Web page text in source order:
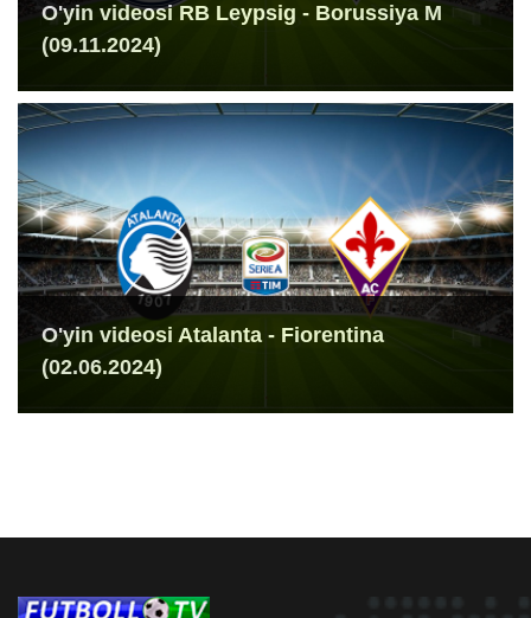
O'yin videosi RB Leypsig - Borussiya M
(09.11.2024)
O'yin videosi Atalanta - Fiorentina
(02.06.2024)